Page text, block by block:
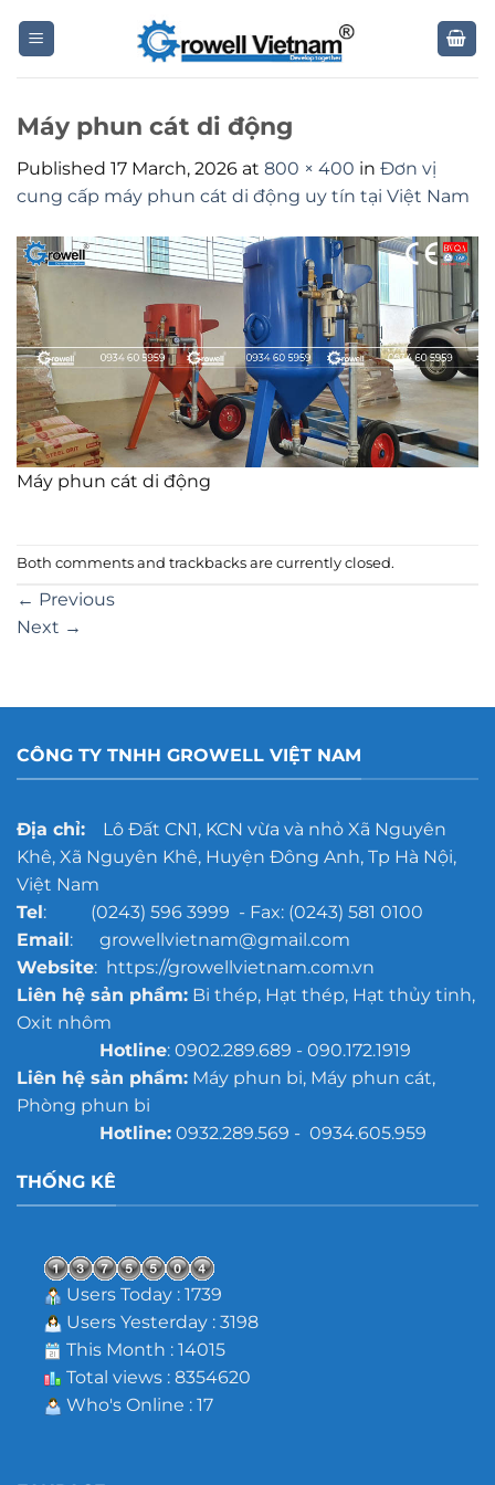
Máy phun cát di động
Published 17 March, 2026 at 800 × 400 in Đơn vị
cung cấp máy phun cát di động uy tín tại Việt Nam
Máy phun cát di động
Both comments and trackbacks are currently closed.
← Previous
Next →
CÔNG TY TNHH GROWELL VIỆT NAM
Địa chỉ:Lô Đất CN1, KCN vừa và nhỏ Xã Nguyên
Khê, Xã Nguyên Khê, Huyện Đông Anh, Tp Hà Nội,
Việt Nam
Tel: (0243) 596 3999 - Fax: (0243) 581 0100
Email: growellvietnam@gmail.com
Website: https://growellvietnam.com.vn
Liên hệ sản phẩm:Bi thép, Hạt thép, Hạt thủy tinh,
Oxit nhôm
Hotline: 0902.289.689 - 090.172.1919
Liên hệ sản phẩm:Máy phun bi, Máy phun cát,
Phòng phun bi
Hotline:0932.289.569 - 0934.605.959
THỐNG KÊ
Users Today : 1739
Users Yesterday : 3198
This Month : 14015
Total views : 8354620
Who's Online : 17